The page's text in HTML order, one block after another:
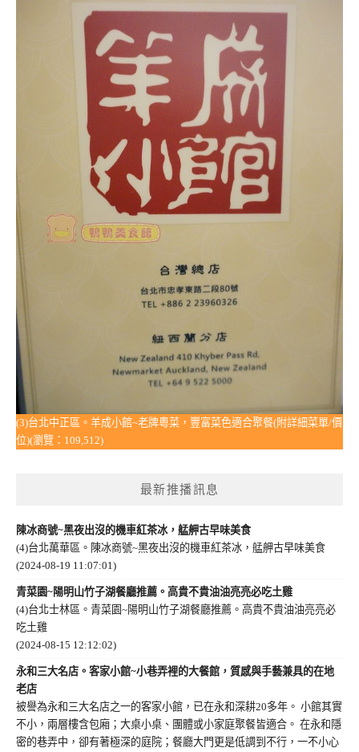
(3)台北中正區。羊成小館~老牌粵菜，豐富菜色適合聚餐(附詳細菜單/價
位)(瀏覽：109,512)
最新推播訊息
陳冰商號~黑夜出沒的機車紅茶冰，艋舺古早味美食
(4)台北萬華區。陳冰商號~黑夜出沒的機車紅茶冰，艋舺古早味美食
(2024-08-19 11:07:01)
青菜園~陽明山竹子湖餐廳推薦。高貴不貴油油亮亮必吃土雞
(4)台北士林區。青菜園~陽明山竹子湖餐廳推薦。高貴不貴油油亮亮必
吃土雞
(2024-08-15 12:12:02)
永和三大名店。客家小館~小巷弄裡的大餐館，質感與手藝兼具的在地
老店
被譽為永和三大名店之一的客家小館，已在永和深耕20多年。 小館其實
不小，兩層樓含包廂；大桌小桌、團體或小家庭聚餐皆適合。 在永和隱
密的巷弄中，卻有著極深的庭院；餐廳大門更是低調到不行，一不小心